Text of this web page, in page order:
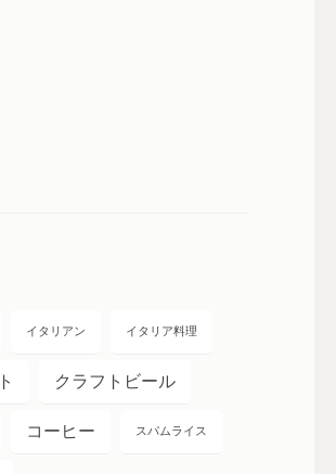
イタリアン イタリア料理
クラフトビール
コーヒー スパムライス